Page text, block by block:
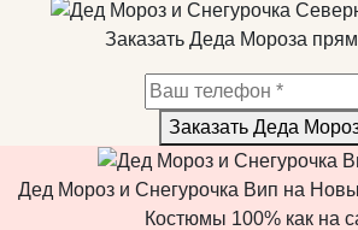
Заказать Деда Мороза
Заказать Деда
Дед Мороз и Снегурочка Вип на
Костюмы 100% как на